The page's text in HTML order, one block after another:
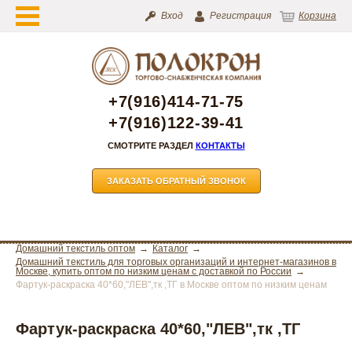
Вход Регистрация Корзина
+7(916)414-71-75
+7(916)122-39-41
СМОТРИТЕ РАЗДЕЛ КОНТАКТЫ
ЗАКАЗАТЬ ОБРАТНЫЙ ЗВОНОК
Домашний текстиль оптом
Каталог
Домашний текстиль для торговых организаций и интернет-магазинов в
Москве, купить оптом по низким ценам с доставкой по России
Фартук-раскраска 40*60,"ЛЕВ",тк ,ТГ в Москве оптом по низким ценам
Фартук-раскраска 40*60,"ЛЕВ",тк ,ТГ